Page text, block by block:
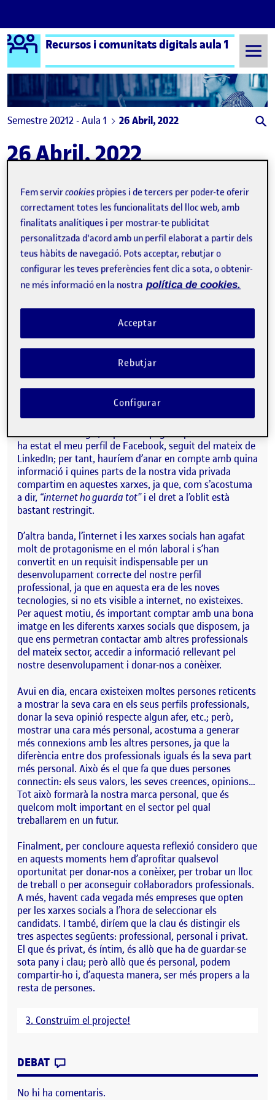
Saltar al contingut
Logo Ágora
Recursos i comunitats digitals aula 1
Semestre 20212 - Aula 1 26 Abril, 2022
26 Abril, 2022
Publicat perPresència a la xarxa
Publicat per
Iñaki Basarrate Mariné
Visibilitat:
Públic-Data de publicació
26 Abr. 2022-comentariel Presència a la xarxa
Constantment estem cedint informació als navegadors,
a la xarxa. Per començar, ja sabem que Google és el
cedeix la informació dels usuaris per tal que les
companyies perfilin la seva publicitat digital i sabem
que coneix els nostres hàbits de consum, les pàgines
fins aquí podria semblar bastant inofensiu.
Malgrat això, on més informació personal cedim és a les
xarxes socials i ho fem gairebé de manera totalment
voluntària. De fet, quan he fet “egosurfing” i he cercat el
meu nom a Google, la primera pàgina que m’ha sortit
ha estat el meu perfil de Facebook, seguit del mateix de
LinkedIn; per tant, hauríem d’anar en compte amb quina
informació i quines parts de la nostra vida privada
compartim en aquestes xarxes, ja que, com s’acostuma
a dir, “internet ho guarda tot”i el dret a l’oblit està
bastant restringit.
D’altra banda, l’internet i les xarxes socials han agafat
molt de protagonisme en el món laboral i s’han
convertit en un requisit indispensable per un
desenvolupament correcte del nostre perfil
professional, ja que en aquesta era de les noves
tecnologies, si no ets visible a internet, no existeixes.
Per aquest motiu, és important comptar amb una bona
imatge en les diferents xarxes socials que disposem, ja
que ens permetran contactar amb altres professionals
del mateix sector, accedir a informació rellevant pel
nostre desenvolupament i donar-nos a conèixer.
Avui en dia, encara existeixen moltes persones reticents
a mostrar la seva cara en els seus perfils professionals,
donar la seva opinió respecte algun afer, etc.; però,
mostrar una cara més personal, acostuma a generar
més connexions amb les altres persones, ja que la
diferència entre dos professionals iguals és la seva part
més personal. Això és el que fa que dues persones
connectin: els seus valors, les seves creences, opinions…
Tot això formarà la nostra marca personal, que és
quelcom molt important en el sector pel qual
treballarem en un futur.
Finalment, per concloure aquesta reflexió considero que
en aquests moments hem d’aprofitar qualsevol
oportunitat per donar-nos a conèixer, per trobar un lloc
de treball o per aconseguir col·laboradors professionals.
A més, havent cada vegada més empreses que opten
per les xarxes socials a l’hora de seleccionar els
candidats. I també, diríem que la clau és distingir els
tres aspectes següents: professional, personal i privat.
El que és privat, és íntim, és allò que ha de guardar-se
sota pany i clau; però allò que és personal, podem
compartir-ho i, d’aquesta manera, ser més propers a la
resta de persones.
3. Construïm el projecte!
DEBAT
No hi ha comentaris.
Fem servircookies pròpies i de tercers per poder-te oferir
correctament totes les funcionalitats del lloc web, amb
finalitats analítiques i per mostrar-te publicitat
personalitzada d'acord amb un perfil elaborat a partir dels
teus hàbits de navegació. Pots acceptar, rebutjar o
configurar les teves preferències fent clic a sota, o obtenir-
ne més informació en la nostra política de cookies.
Rebutjar
Acceptar
Configurar